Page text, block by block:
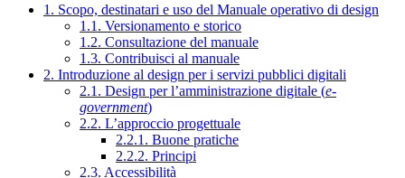
1. Scopo, destinatari e uso del Manuale operativo di design
1.1. Versionamento e storico
1.2. Consultazione del manuale
1.3. Contribuisci al manuale
2. Introduzione al design per i servizi pubblici digitali
2.1. Design per l’amministrazione digitale (e-
government)
2.2. L’approccio progettuale
2.2.1. Buone pratiche
2.2.2. Principi
2.3. Accessibilità